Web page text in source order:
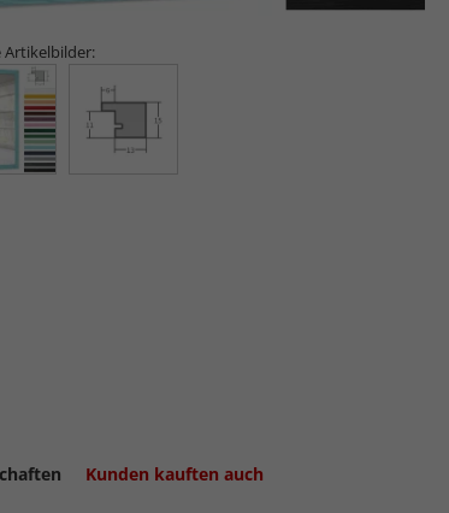
Artikelbilder:
Kunden kauften auch